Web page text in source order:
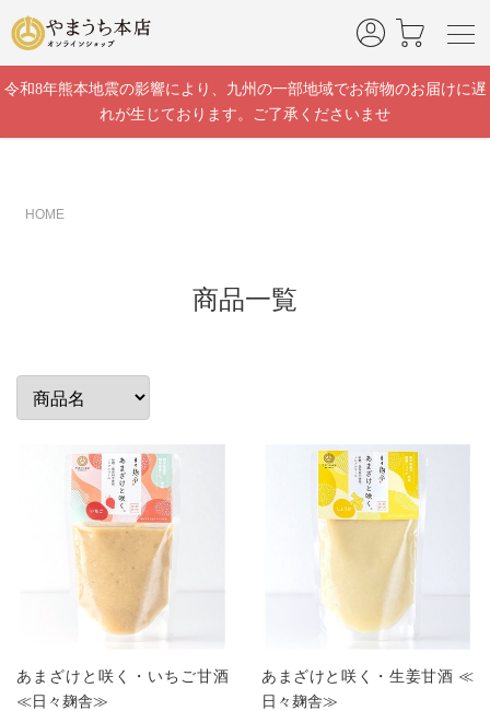
令和8年熊本地震の影響により、九州の一部地域でお荷物のお届けに遅
れが生じております。ご了承くださいませ
HOME
商品一覧
あまざけと咲く・いちご甘酒
≪日々麹舎≫
あまざけと咲く・生姜甘酒 ≪
日々麹舎≫